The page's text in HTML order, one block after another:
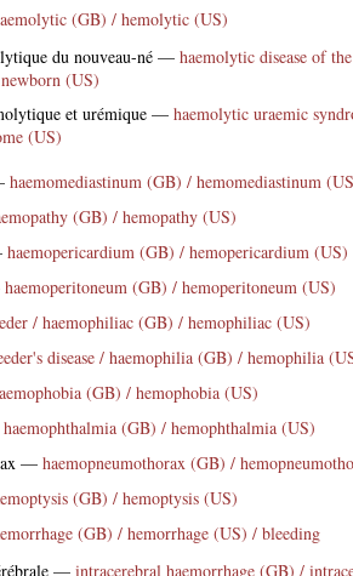
(GB) / hemolytic (US)
du nouveau-né — haemolytic disease of
(US)
et urémique — haemolytic uraemic
(US)
haemomediastinum (GB) / hemomediastinum
(GB) / hemopathy (US)
haemopericardium (GB) / hemopericardium (US)
haemoperitoneum (GB) / hemoperitoneum (US)
/ haemophiliac (GB) / hemophiliac (US)
disease / haemophilia (GB) / hemophilia
(GB) / hemophobia (US)
haemophthalmia (GB) / hemophthalmia (US)
— haemopneumothorax (GB) /
(GB) / hemoptysis (US)
(GB) / hemorrhage (US) / bleeding
— intracerebral haemorrhage (GB) /